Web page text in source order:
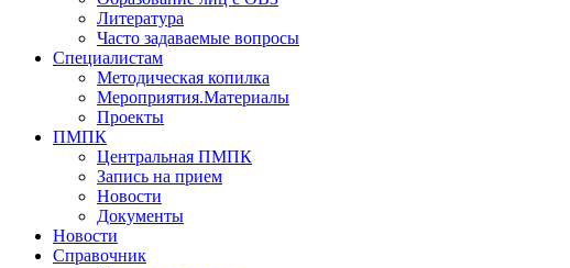
Литература
Часто задаваемые вопросы
Специалистам
Методическая копилка
Мероприятия.Материалы
Проекты
ПМПК
Центральная ПМПК
Запись на прием
Новости
Документы
Новости
Справочник